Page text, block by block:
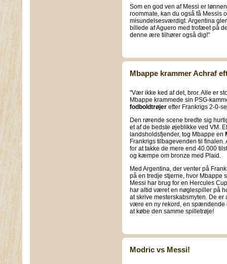
Som en god ven af Messi er
roommate, kan du også få Messis
misundelsesværdigt. Argentina
billede af Aguero med trofæet på
denne ære tilhører også dig!"
Mbappe krammer Achraf
"Vær ikke ked af det, bror. Alle er
Mbappe krammede sin PSG-
fodboldtrøjer efter Frankrigs 2-0-
Den rørende scene bredte sig
et af de bedste øjeblikke ved VM.
landsholdsfjender, tog Mbappe en
Frankrigs tilbagevenden til
for at takke de mere end 40.000
og kæmpe om bronze med Plaid.
Med Argentina, der venter på
på en tredje stjerne, hvor Mbappe
Messi har brug for en Hercules
har altid været en nøglespiller på
at skrive mesterskabsmyten. De
være en ny rekord, en spændende
at købe den samme spilletrøje!
Modric vs Messi!